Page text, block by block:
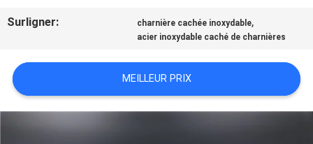
CAS
PLAN
DU
SITE
Surligner: charnière cachée inoxydable,
acier inoxydable caché de charnières
MEILLEUR PRIX